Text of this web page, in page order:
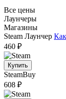
Все цены
Лаунчеры
Магазины
Steam Лаунчер
460 ₽
Купить
SteamBuy
608 ₽